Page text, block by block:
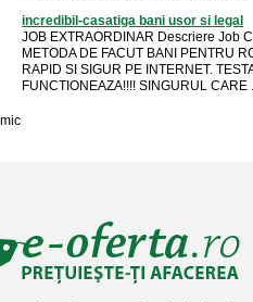
incredibil-casatiga bani usor si legal
JOB EXTRAORDINAR Descriere Job
METODA DE FACUT BANI PENTRU
RAPID SI SIGUR PE INTERNET.
FUNCTIONEAZA!!!! SINGURUL CARE
mic